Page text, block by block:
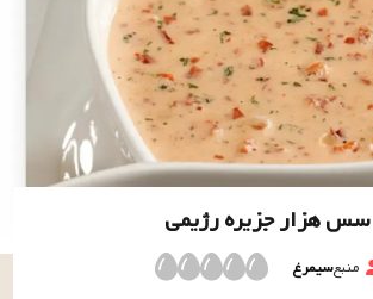
سس هزار جزیره رژیمی
منبعسیمرغ